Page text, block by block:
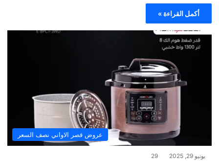
أكمل القراءة »
عروض قصر الاواني نصف السعر
يونيو 29, 2025 29